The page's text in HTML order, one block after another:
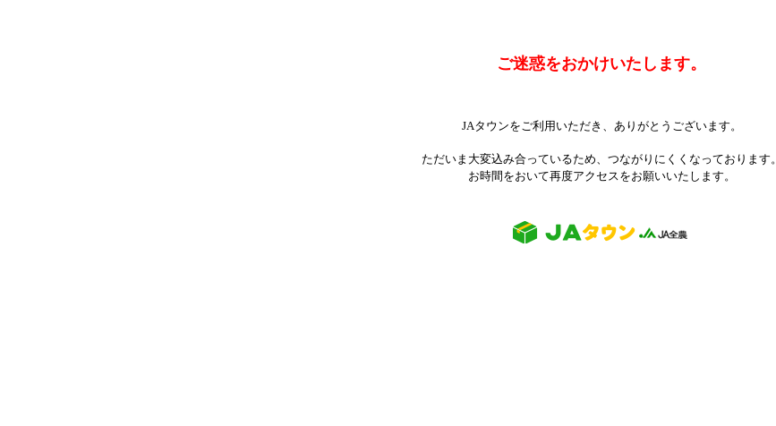
ご迷惑をおかけいたします。
JAタウンをご利用いただき、ありがとうございます。
ただいま大変込み合っているため、つながりにくくなっております。
お時間をおいて再度アクセスをお願いいたします。